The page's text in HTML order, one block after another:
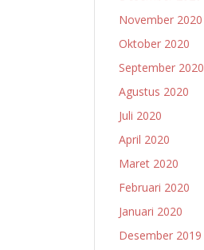
November 2020
Oktober 2020
September 2020
Agustus 2020
Juli 2020
April 2020
Maret 2020
Februari 2020
Januari 2020
Desember 2019